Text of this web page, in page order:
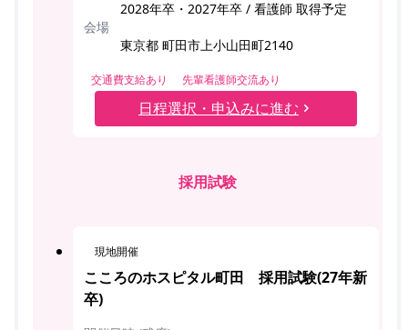
2028年卒・2027年卒 / 看護師 取得予定
会場
東京都 町田市上小山田町2140
交通費支給あり 先輩看護師交流あり
日程選択・申込みに進む
採用試験
現地開催
こころのホスピタル町田 採用試験(27年新
卒)